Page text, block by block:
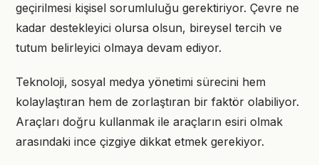
geçirilmesi kişisel sorumluluğu gerektiriyor. Çevre ne
kadar destekleyici olursa olsun, bireysel tercih ve
tutum belirleyici olmaya devam ediyor.
Teknoloji, sosyal medya yönetimi sürecini hem
kolaylaştıran hem de zorlaştıran bir faktör olabiliyor.
Araçları doğru kullanmak ile araçların esiri olmak
arasındaki ince çizgiye dikkat etmek gerekiyor.